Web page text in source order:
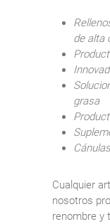
de alta
grasa
Cualquier
nosotros
renombre y